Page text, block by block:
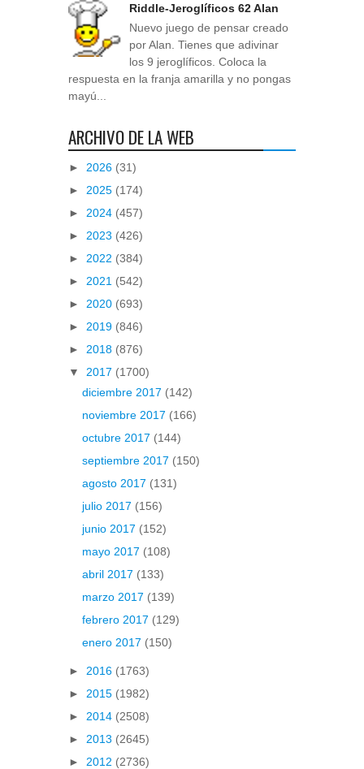
Riddle-Jeroglíficos 62 Alan
Nuevo juego de pensar creado
por Alan. Tienes que adivinar
los 9 jeroglíficos. Coloca la
respuesta en la franja amarilla y no pongas
mayú...
ARCHIVO DE LA WEB
► 2026 (31)
► 2025 (174)
► 2024 (457)
► 2023 (426)
► 2022 (384)
► 2021 (542)
► 2020 (693)
► 2019 (846)
► 2018 (876)
▼ 2017 (1700)
diciembre 2017 (142)
noviembre 2017 (166)
octubre 2017 (144)
septiembre 2017 (150)
agosto 2017 (131)
julio 2017 (156)
junio 2017 (152)
mayo 2017 (108)
abril 2017 (133)
marzo 2017 (139)
febrero 2017 (129)
enero 2017 (150)
► 2016 (1763)
► 2015 (1982)
► 2014 (2508)
► 2013 (2645)
► 2012 (2736)